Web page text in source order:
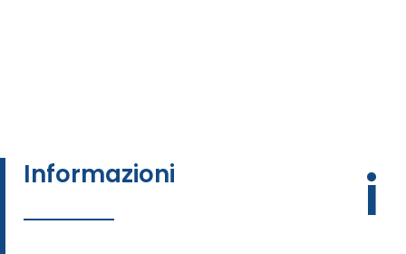
Informazioni i